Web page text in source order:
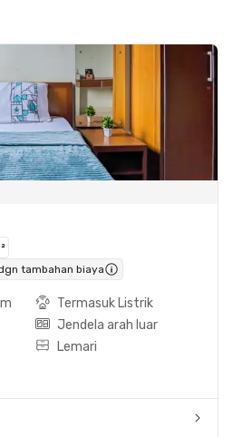
tambahan biaya
Termasuk Listrik
Jendela arah luar
Lemari